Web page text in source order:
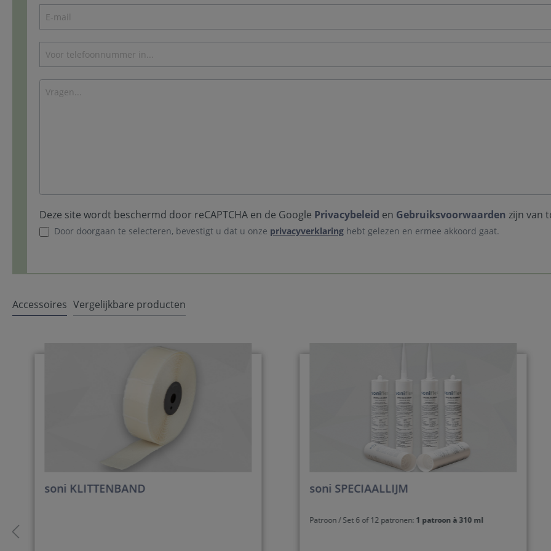
Deze site wordt beschermd door reCAPTCHA en de Google Privacybeleid en Gebruiksvoorwaarden zijn van
Door doorgaan te selecteren, bevestigt u dat u onze privacyverklaring hebt gelezen en ermee akkoord gaat.
Accessoires Vergelijkbare producten
soni KLITTENBAND soni SPECIAALLIJM
Patroon / Set 6 of 12 patronen: 1 patroon à 310 ml